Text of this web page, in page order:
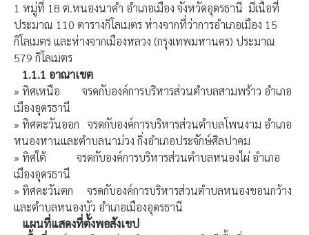
1 หมู่ที่ 18 ต.หนองนาคำ อำเภอเมือง จังหวัดอุดรธานี มีเนื้อที่
ประมาณ 110 ตารางกิโลเมตร ห่างจากที่ว่าการอำเภอเมือง 15
กิโลเมตร และห่างจากเมืองหลวง (กรุงเทพมหานคร) ประมาณ
579 กิโลเมตร
1.1.1 อาณาเขต
» ทิศเหนือ จรดกับองค์การบริหารส่วนตำบลสามพร้าว อำเภอ
เมืองอุดรธานี
» ทิศตะวันออก จรดกับองค์การบริหารส่วนตำบลโพนงาม อำเภอ
หนองหานและตำบลนาม่วง กิ่งอำเภอประจักษ์ศิลปาคม
» ทิศใต้ จรดกับองค์การบริหารส่วนตำบลหนองไผ่ อำเภอ
เมืองอุดรธานี
» ทิศคะวันตก จรดกับองค์การบริหารส่วนตำบลหนองขอนกว้าง
และตำบลหนองบัว อำเภอเมืองอุดรธานี
แผนที่แสดงที่ตั้งพอสังเขป